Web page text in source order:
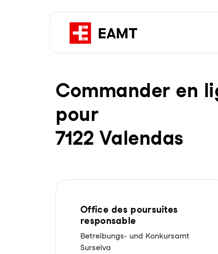
Com­man­der en
pour
7122 Valendas
Office des poursuites
responsable
Betreibungs- und Konkursamt
Surselva